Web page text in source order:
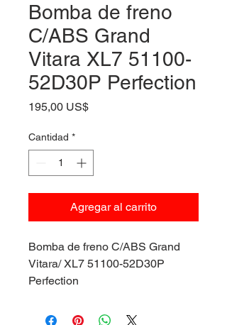
Bomba de freno
C/ABS Grand
Vitara XL7 51100-
52D30P Perfection
195,00 US$Precio
Cantidad *
Agregar al carrito
Bomba de freno C/ABS Grand
Vitara/ XL7 51100-52D30P
Perfection